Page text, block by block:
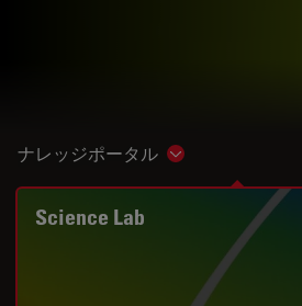
ナレッジポータル Show subnavigation
Science Lab